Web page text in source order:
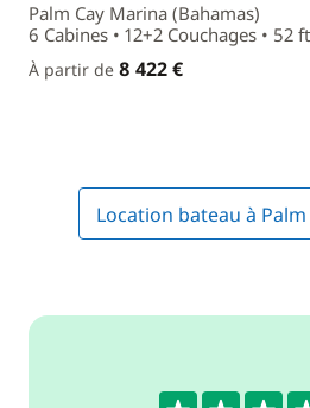
Palm Cay Marina (Bahamas)
6 Cabines • 12+2 Couchages • 52 ft
À partir de 8 422 €
Location bateau à
5